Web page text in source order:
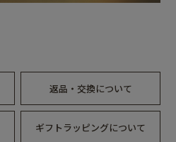
返品・交換について
ギフトラッピングについて